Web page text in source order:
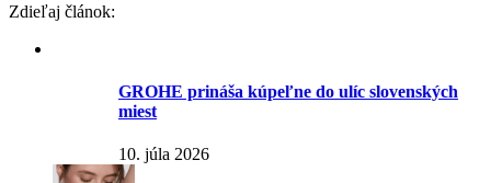
Zdieľaj článok:
GROHE prináša kúpeľne do ulíc slovenských
miest
10. júla 2026